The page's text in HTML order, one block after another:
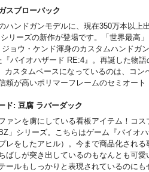
配送指示をお願いします。その際にお
での請求となります。
ガスブローバック
ハンドガンモデルに、現在350万本以上
リーズの新作が登場です。「世界最高
ジョウ・ケンド渾身のカスタムハンドガ
『バイオハザード RE:4』。再誕した物
カスタムベースになっているのは、コン
頼が高いポリマーフレームのセミオート
RESERVED.
ード: 豆腐 ラバーダック
ァンを虜にしている看板アイテム！コス
」シリーズ。こちらはゲーム『バイオ
レをしたアヒル）。今まで商品化される
ばしが突き出しているのもなんとも可
ールもしっかりと表現されているのにも